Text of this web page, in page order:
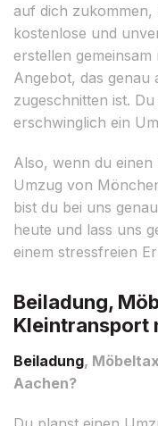
auf dich zukommen,
kostenlose und
erstellen gemeinsam
Angebot, das genau
zugeschnitten ist.
erschwinglich ein
Also, wenn du
Umzug von
bist du bei uns
heute und lass uns
einem stressfreien
Beiladung,
Kleintransport
Beiladung,
Aachen?